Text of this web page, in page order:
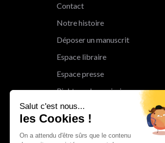
Salut c'est nous...
les Cookies !
On a attendu d'être sûrs que le contenu
Contact
Notre histoire
Déposer un manuscrit
Espace libraire
Espace presse
Rights and permissions
Mentions légales
Cookies